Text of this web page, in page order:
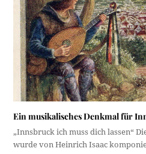
Ein musikalisches Denkmal für
„Innsbruck ich muss dich lassen“
wurde von Heinrich Isaac